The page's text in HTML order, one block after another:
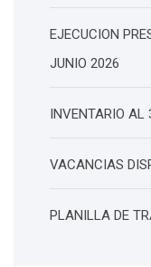
EJECUCION
JUNIO 2026
INVENTARIO
VACANCIAS
PLANILLA DE